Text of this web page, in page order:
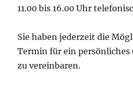
11.00 bis 16.00 Uhr
Sie haben jederzeit die
Termin für ein persönliches
zu vereinbaren.